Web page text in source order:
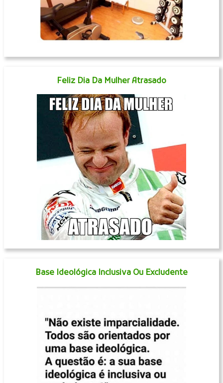
Feliz Dia Da Mulher Atrasado
Base Ideológica Inclusiva Ou Excludente